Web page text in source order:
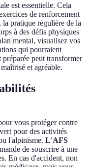
est essentielle. Cela
de renforcement
la pratique régulière de la
à des défis physiques
mental, visualisez vos
qui pourraient
peut transformer
et agréable.
vous protéger contre
pour des activités
l'alpinisme. L'AFS
de souscrire à une
En cas d'accident, non